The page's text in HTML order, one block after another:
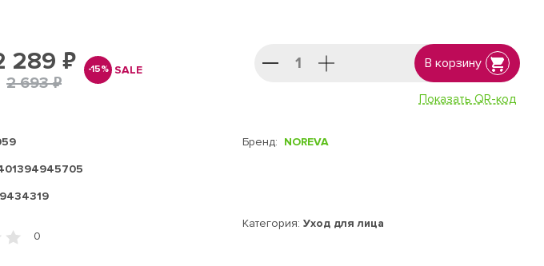
289 ₽
2 693 ₽
-15% SALE В корзину
Показать QR-код
Бренд: NOREVA
Категория: Уход для лица
0